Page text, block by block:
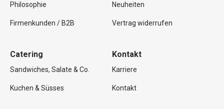
Philosophie
Firmenkunden / B2B
Neuheiten
Vertrag widerrufen
Catering
Sandwiches, Salate & Co.
Kuchen & Süsses
Kontakt
Karriere
Kontakt